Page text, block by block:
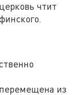
чтит
из